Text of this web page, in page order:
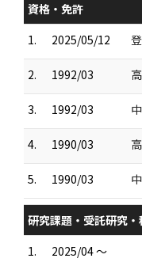
資格・免許
1.
2025/05/12
2. 1992/03
3. 1992/03
4. 1990/03
5. 1990/03
研究課題・受託研究
1.
2025/04 ～